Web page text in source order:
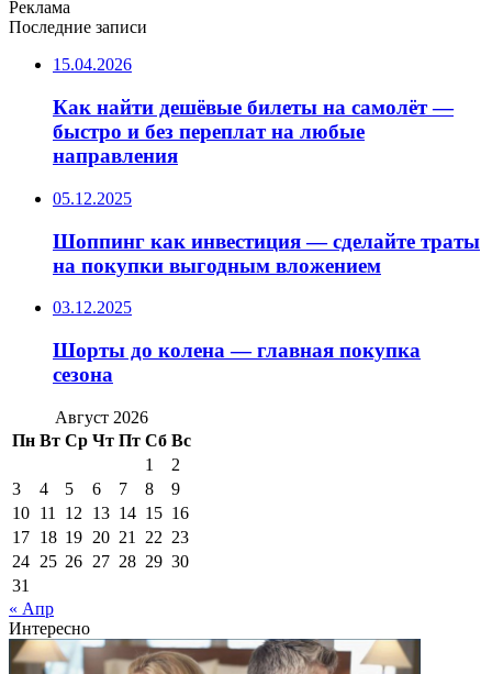
Реклама
Последние записи
15.04.2026
Как найти дешёвые билеты на самолёт —
быстро и без переплат на любые
направления
05.12.2025
Шоппинг как инвестиция — сделайте траты
на покупки выгодным вложением
03.12.2025
Шорты до колена — главная покупка
сезона
Август 2026
Пн Вт Ср Чт Пт Сб Вс
1
2
3
4 5 6 7 8
9
10 11 12 13 14 15 16
17 18 19 20 21 22 23
24 25 26 27 28 29 30
31
« Апр
Интересно